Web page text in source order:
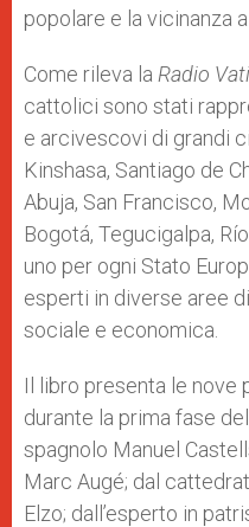
popolare e la vicinanza
Come rileva la Radio
cattolici sono stati
e arcivescovi di grandi
Kinshasa, Santiago de
Abuja, San Francisco,
Bogotá, Tegucigalpa,
uno per ogni Stato
esperti in diverse aree
sociale e economica.
Il libro presenta le nove
durante la prima fase
spagnolo Manuel
Marc Augé; dal
Elzo; dall’esperto in